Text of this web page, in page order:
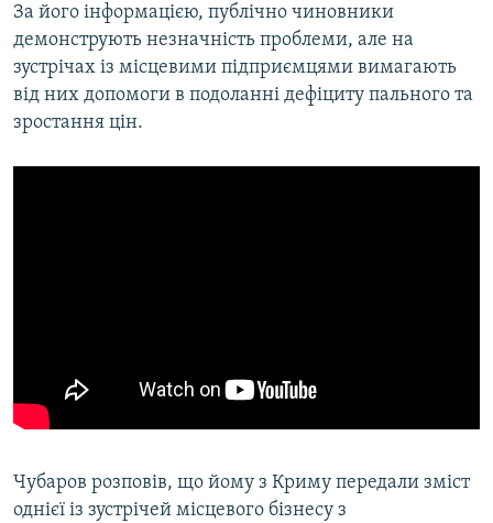
За його інформацією, публічно чиновники
демонструють незначність проблеми, але на
зустрічах із місцевими підприємцями вимагають
від них допомоги в подоланні дефіциту пального та
зростання цін.
Чубаров розповів, що йому з Криму передали зміст
однієї із зустрічей місцевого бізнесу з